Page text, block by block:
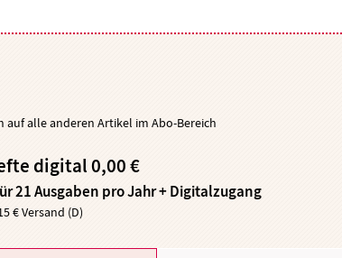
auf alle anderen Artikel im Abo-Bereich
digital 0,00 €
21 Ausgaben pro Jahr + Digitalzugang
€ Versand (D)